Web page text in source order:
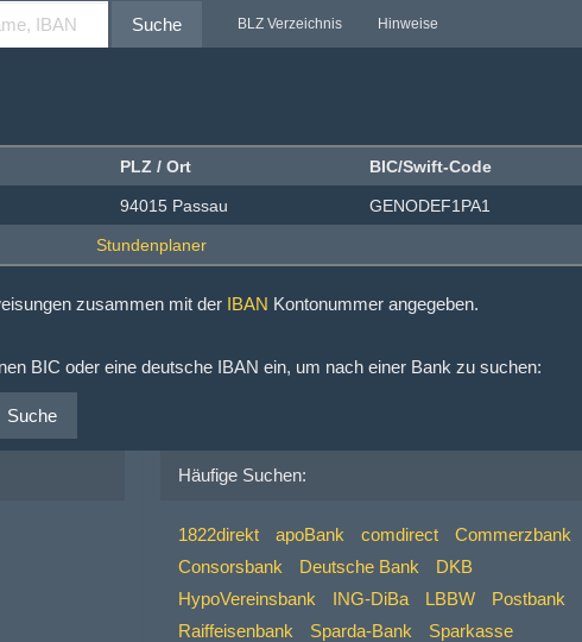
Suche BLZ Verzeichnis Hinweise
PLZ / Ort BIC/Swift-Code
94015 Passau GENODEF1PA1
zusammen mit der IBAN Kontonummer angegeben.
BIC oder eine deutsche IBAN ein, um nach einer Bank zu suchen:
Suche
Häufige Suchen:
1822direkt apoBank comdirect
Commerzbank
Consorsbank
Deutsche Bank
DKB
HypoVereinsbank
ING-DiBa LBBW
Postbank
Raiffeisenbank
Sparda-Bank
Sparkasse